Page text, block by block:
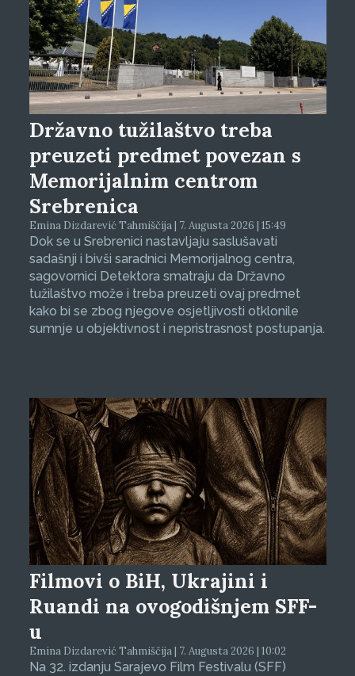
Državno tužilaštvo treba
preuzeti predmet povezan s
Memorijalnim centrom
Srebrenica
Emina Dizdarević Tahmiščija | 7. Augusta 2026 | 15:49
Dok se u Srebrenici nastavljaju saslušavati
sadašnji i bivši saradnici Memorijalnog centra,
sagovornici Detektora smatraju da Državno
tužilaštvo može i treba preuzeti ovaj predmet
kako bi se zbog njegove osjetljivosti otklonile
sumnje u objektivnost i nepristrasnost postupanja.
Filmovi o BiH, Ukrajini i
Ruandi na ovogodišnjem SFF-
u
Emina Dizdarević Tahmiščija | 7. Augusta 2026 | 10:02
Na 32. izdanju Sarajevo Film Festivalu (SFF)